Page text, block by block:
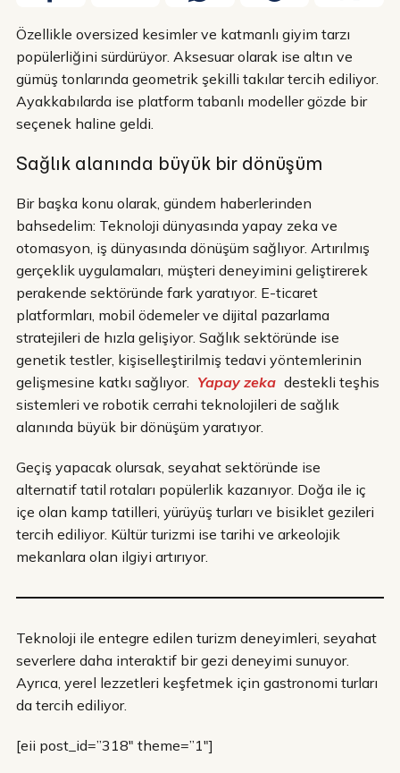
Özellikle oversized kesimler ve katmanlı giyim tarzı
popülerliğini sürdürüyor. Aksesuar olarak ise altın ve
gümüş tonlarında geometrik şekilli takılar tercih ediliyor.
Ayakkabılarda ise platform tabanlı modeller gözde bir
seçenek haline geldi.
Sağlık alanında büyük bir dönüşüm
Bir başka konu olarak, gündem haberlerinden
bahsedelim: Teknoloji dünyasında yapay zeka ve
otomasyon, iş dünyasında dönüşüm sağlıyor. Artırılmış
gerçeklik uygulamaları, müşteri deneyimini geliştirerek
perakende sektöründe fark yaratıyor. E-ticaret
platformları, mobil ödemeler ve dijital pazarlama
stratejileri de hızla gelişiyor. Sağlık sektöründe ise
genetik testler, kişiselleştirilmiş tedavi yöntemlerinin
gelişmesine katkı sağlıyor. Yapay zeka destekli teşhis
sistemleri ve robotik cerrahi teknolojileri de sağlık
alanında büyük bir dönüşüm yaratıyor.
Geçiş yapacak olursak, seyahat sektöründe ise
alternatif tatil rotaları popülerlik kazanıyor. Doğa ile iç
içe olan kamp tatilleri, yürüyüş turları ve bisiklet gezileri
tercih ediliyor. Kültür turizmi ise tarihi ve arkeolojik
mekanlara olan ilgiyi artırıyor.
Teknoloji ile entegre edilen turizm deneyimleri, seyahat
severlere daha interaktif bir gezi deneyimi sunuyor.
Ayrıca, yerel lezzetleri keşfetmek için gastronomi turları
da tercih ediliyor.
[eii post_id=”318″ theme=”1″]